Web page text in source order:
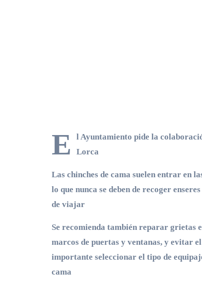
E
l Ayuntamiento pide la
Lorca
Las chinches de cama suelen entrar en
lo que nunca se deben de recoger
de viajar
Se recomienda también reparar grietas
marcos de puertas y ventanas, y evitar
importante seleccionar el tipo de
cama